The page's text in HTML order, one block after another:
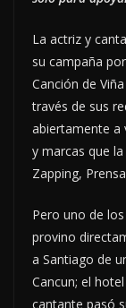
La actriz y
su campaña
Canción de
través de sus
abiertamente a
y marcas que
Zapping,
Pero uno de
provino
a Santiago de
Cancun; el
cantante pasó